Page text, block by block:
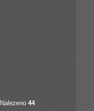
Nalezeno 44